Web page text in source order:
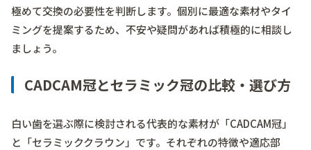
極めて交換の必要性を判断します。個別に最適な素材やタイ
ミングを提案するため、不安や疑問があれば積極的に相談し
ましょう。
CADCAM冠とセラミック冠の比較・選び方
白い歯を選ぶ際に検討される代表的な素材が「CADCAM冠」
と「セラミッククラウン」です。それぞれの特徴や適応部